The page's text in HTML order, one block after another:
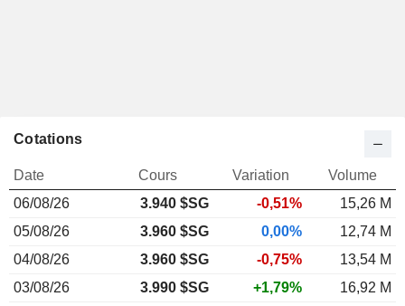
Cotations
Date Cours Variation
Volume
06/08/26
3.940 $SG -0,51%
15,26 M
05/08/26
3.960 $SG 0,00%
12,74 M
04/08/26
3.960 $SG -0,75%
13,54 M
03/08/26
3.990 $SG +1,79%
16,92 M